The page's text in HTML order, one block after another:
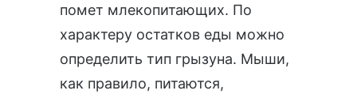
помет млекопитающих. По
характеру остатков еды можно
определить тип грызуна. Мыши,
как правило, питаются,